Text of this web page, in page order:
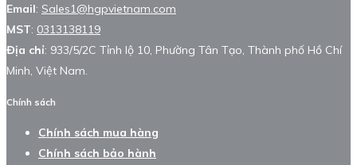
Email: Sales1@hgpvietnam.com
MST: 0313138119
Địa chỉ: 933/5/2C Tỉnh lộ 10, Phường Tân Tạo, Thành phố Hồ Chí
Minh, Việt Nam.
Chính sách
Chính sách mua hàng
Chính sách bảo hành